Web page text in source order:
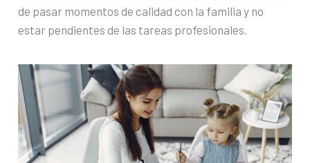
de pasar momentos de calidad con la familia y no
estar pendientes de las tareas profesionales.